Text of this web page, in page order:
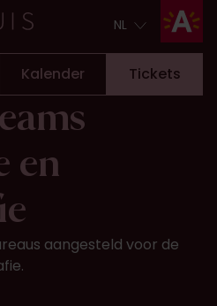
NL
Kalender Tickets
en
aangesteld voor de